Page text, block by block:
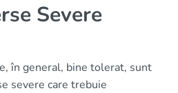
Severe
în general, bine tolerat, sunt
severe care trebuie